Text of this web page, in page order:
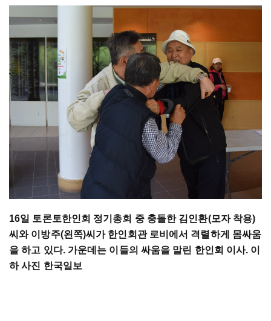
16일 토론토한인회 정기총회 중 충돌한 김인환(모자 착용)
씨와 이방주(왼쪽)씨가 한인회관 로비에서 격렬하게 몸싸움
을 하고 있다. 가운데는 이들의 싸움을 말린 한인회 이사. 이
하 사진 한국일보